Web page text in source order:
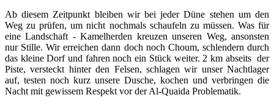
Ab diesem Zeitpunkt bleiben wir bei jeder Düne stehen um den
Weg zu prüfen, um nicht nochmals schaufeln zu müssen. Was für
eine Landschaft - Kamelherden kreuzen unseren Weg, ansonsten
nur Stille. Wir erreichen dann doch noch Choum, schlendern durch
das kleine Dorf und fahren noch ein Stück weiter. 2 km abseits der
Piste, versteckt hinter den Felsen, schlagen wir unser Nachtlager
auf, testen noch kurz unsere Dusche, kochen und verbringen die
Nacht mit gewissem Respekt vor der Al-Quaida Problematik.